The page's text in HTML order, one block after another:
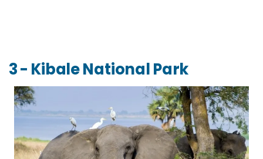
3 - Kibale National Park